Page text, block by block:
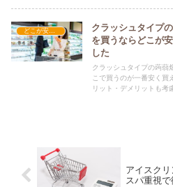
クラッシュタイプ
を買うならどこが
した
クラッシュタイプの蒟蒻
こで買うのが一番安く買
リット・デメリットも考
アイスク
スパ重視